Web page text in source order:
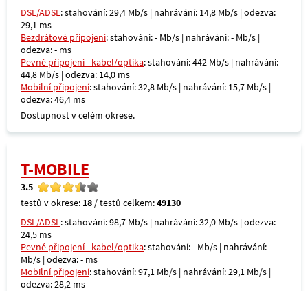
DSL/ADSL: stahování: 29,4 Mb/s | nahrávání: 14,8 Mb/s | odezva:
29,1 ms
Bezdrátové připojení: stahování: - Mb/s | nahrávání: - Mb/s |
odezva: - ms
Pevné připojení - kabel/optika: stahování: 442 Mb/s | nahrávání:
44,8 Mb/s | odezva: 14,0 ms
Mobilní připojení: stahování: 32,8 Mb/s | nahrávání: 15,7 Mb/s |
odezva: 46,4 ms
Dostupnost v celém okrese.
T-MOBILE
3.5
testů v okrese: 18 / testů celkem:49130
DSL/ADSL: stahování: 98,7 Mb/s | nahrávání: 32,0 Mb/s | odezva:
24,5 ms
Pevné připojení - kabel/optika: stahování: - Mb/s | nahrávání: -
Mb/s | odezva: - ms
Mobilní připojení: stahování: 97,1 Mb/s | nahrávání: 29,1 Mb/s |
odezva: 28,2 ms